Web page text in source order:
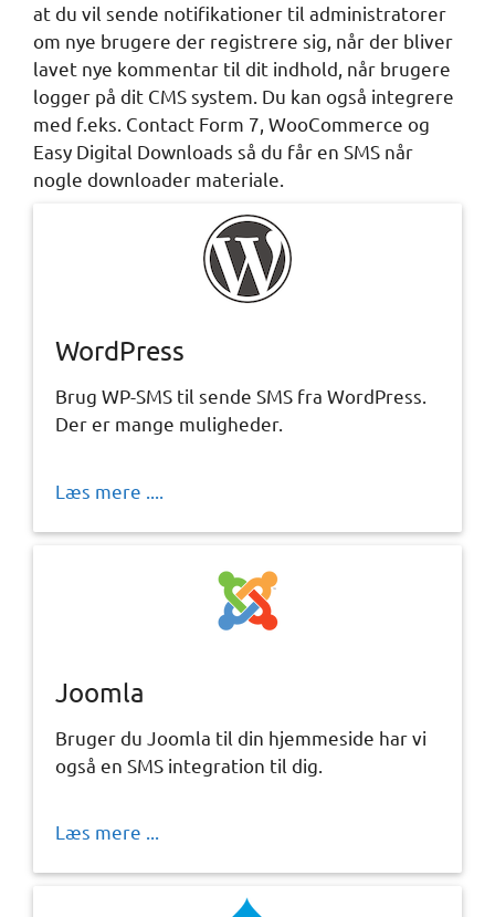
at du vil sende notifikationer til administratorer
om nye brugere der registrere sig, når der bliver
lavet nye kommentar til dit indhold, når brugere
logger på dit CMS system. Du kan også integrere
med f.eks. Contact Form 7, WooCommerce og
Easy Digital Downloads så du får en SMS når
nogle downloader materiale.
WordPress
Brug WP-SMS til sende SMS fra WordPress.
Der er mange muligheder.
Læs mere ....
Joomla
Bruger du Joomla til din hjemmeside har vi
også en SMS integration til dig.
Læs mere ...